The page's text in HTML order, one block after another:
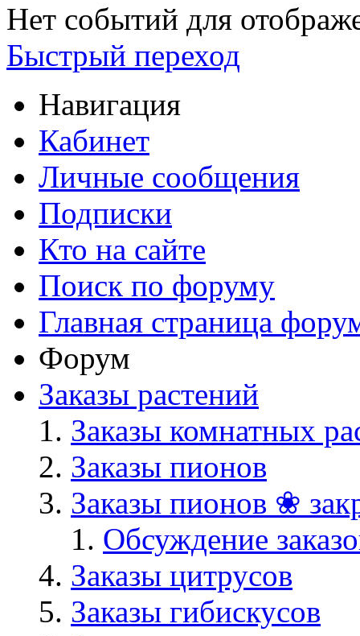
Нет событий для
Быстрый переход
Навигация
Кабинет
Личные сообщения
Подписки
Кто на сайте
Поиск по форуму
Главная страница
Форум
Заказы растений
Заказы комнатных
Заказы пионов
Заказы пионов ❀
Обсуждение
Заказы цитрусов
Заказы гибискусов